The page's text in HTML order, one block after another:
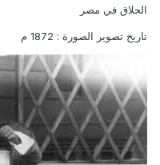
الحلاق في مصر
تاريخ تصوير الصورة : 1872 م